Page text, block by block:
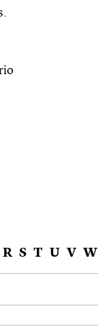
R S T U V W